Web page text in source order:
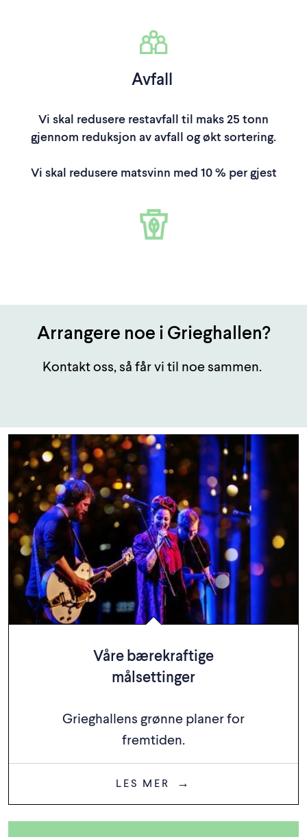
Avfall
Vi skal redusere restavfall til maks 25 tonn
gjennom reduksjon av avfall og økt sortering.
Vi skal redusere matsvinn med 10 % per gjest
Arrangere noe i Grieghallen?
Kontakt oss, så får vi til noe sammen.
Våre bærekraftige
målsettinger
Grieghallens grønne planer for
fremtiden.
LES MER